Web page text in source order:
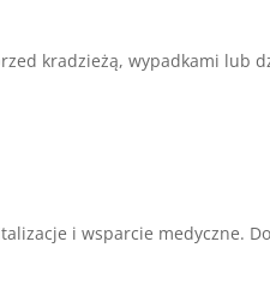
kradzieżą, wypadkami lub
i wsparcie medyczne.